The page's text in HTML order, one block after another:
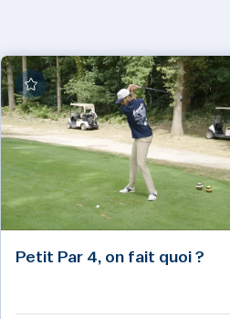
Petit Par 4, on fait quoi ?